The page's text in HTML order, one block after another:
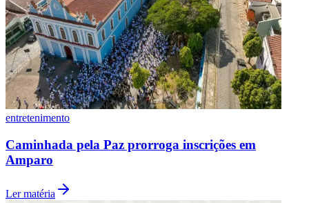
Fluminense
entretenimento
Caminhada pela Paz prorroga inscrições em
Amparo
Ler matéria